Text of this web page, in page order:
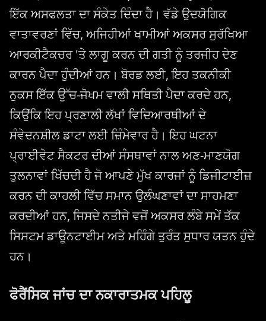
ਇੱਕ ਅਸਫਲਤਾ ਦਾ ਸੰਕੇਤ ਦਿੰਦਾ ਹੈ। ਵੱਡੇ ਉਦਯੋਗਿਕ
ਵਾਤਾਵਰਣਾਂ ਵਿੱਚ, ਅਜਿਹੀਆਂ ਖਾਮੀਆਂ ਅਕਸਰ ਸੁਰੱਖਿਆ
ਆਰਕੀਟੈਕਚਰ 'ਤੇ ਲਾਗੂ ਕਰਨ ਦੀ ਗਤੀ ਨੂੰ ਤਰਜੀਹ ਦੇਣ
ਕਾਰਨ ਪੈਦਾ ਹੁੰਦੀਆਂ ਹਨ। ਬੋਰਡ ਲਈ, ਇਹ ਤਕਨੀਕੀ
ਨੁਕਸ ਇੱਕ ਉੱਚ-ਜੋਖਮ ਵਾਲੀ ਸਥਿਤੀ ਪੈਦਾ ਕਰਦੇ ਹਨ,
ਕਿਉਂਕਿ ਇਹ ਪ੍ਰਣਾਲੀ ਲੱਖਾਂ ਵਿਦਿਆਰਥੀਆਂ ਦੇ
ਸੰਵੇਦਨਸ਼ੀਲ ਡਾਟਾ ਲਈ ਜ਼ਿੰਮੇਵਾਰ ਹੈ। ਇਹ ਘਟਨਾ
ਪ੍ਰਾਈਵੇਟ ਸੈਕਟਰ ਦੀਆਂ ਸੰਸਥਾਵਾਂ ਨਾਲ ਅਣ-ਮਾਣਯੋਗ
ਤੁਲਨਾਵਾਂ ਖਿੱਚਦੀ ਹੈ ਜੋ ਆਪਣੇ ਮੁੱਖ ਕਾਰਜਾਂ ਨੂੰ ਡਿਜੀਟਾਈਜ਼
ਕਰਨ ਦੀ ਕਾਹਲੀ ਵਿੱਚ ਸਮਾਨ ਉਲੰਘਣਾਵਾਂ ਦਾ ਸਾਹਮਣਾ
ਕਰਦੀਆਂ ਹਨ, ਜਿਸਦੇ ਨਤੀਜੇ ਵਜੋਂ ਅਕਸਰ ਲੰਬੇ ਸਮੇਂ ਤੱਕ
ਸਿਸਟਮ ਡਾਊਨਟਾਈਮ ਅਤੇ ਮਹਿੰਗੇ ਤੁਰੰਤ ਸੁਧਾਰ ਯਤਨ ਹੁੰਦੇ
ਹਨ।
ਫੋਰੈਂਸਿਕ ਜਾਂਚ ਦਾ ਨਕਾਰਾਤਮਕ ਪਹਿਲੂ